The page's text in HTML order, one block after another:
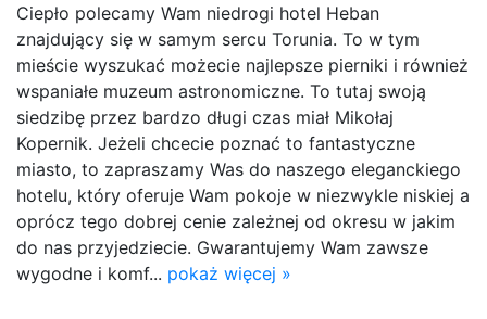
Ciepło polecamy Wam niedrogi hotel Heban
znajdujący się w samym sercu Torunia. To w tym
mieście wyszukać możecie najlepsze pierniki i również
wspaniałe muzeum astronomiczne. To tutaj swoją
siedzibę przez bardzo długi czas miał Mikołaj
Kopernik. Jeżeli chcecie poznać to fantastyczne
miasto, to zapraszamy Was do naszego eleganckiego
hotelu, który oferuje Wam pokoje w niezwykle niskiej a
oprócz tego dobrej cenie zależnej od okresu w jakim
do nas przyjedziecie. Gwarantujemy Wam zawsze
wygodne i komf... pokaż więcej »